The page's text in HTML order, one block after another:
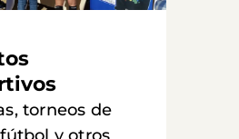
torneos de